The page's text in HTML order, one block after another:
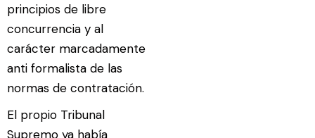
principios de libre
concurrencia y al
carácter marcadamente
anti formalista de las
normas de contratación.
El propio Tribunal
Supremo ya había